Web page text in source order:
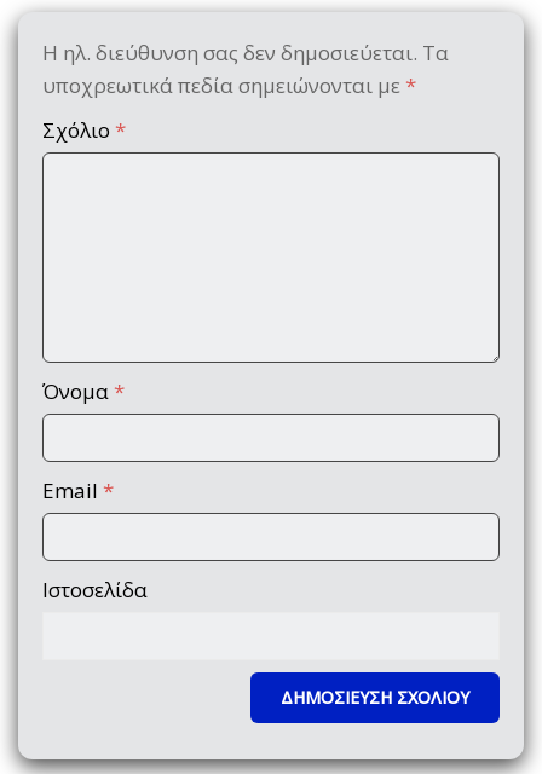
Η ηλ. διεύθυνση σας δεν δημοσιεύεται. Τα
υποχρεωτικά πεδία σημειώνονται με *
Σχόλιο *
Όνομα *
Email *
Ιστοσελίδα